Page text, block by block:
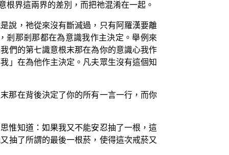
界這兩界的差別，而把祂混淆在一起。
說，祂從來沒有斷滅過，只有阿羅漢要離
剎那剎那都在為意識我作主決定。舉例來
們的第七識意根末那在為你的意識心我作
」在為他作主決定。凡夫眾生沒有這個知
那在背後決定了你的所有一言一行，而你
惟知道：如果我又不能安忍抽了一根，這
抽了所謂的最後一根菸，使得這次戒菸又